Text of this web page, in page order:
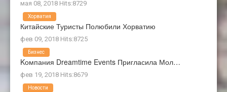
мая 08, 2018 Hits:8729
Китайские Туристы Полюбили Хорватию
фев 09, 2018 Hits:8725
Хорватия
Kомпания Dreamtime Events Пригласила Мол…
фев 19, 2018 Hits:8679
Бизнес
Новости